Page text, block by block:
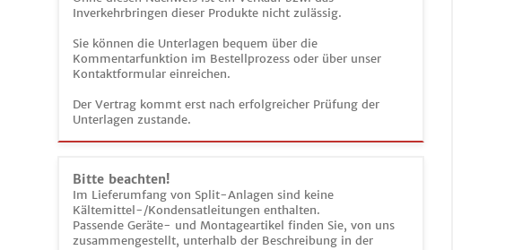
Inverkehrbringen dieser Produkte nicht zulässig.
Sie können die Unterlagen bequem über die
Kommentarfunktion im Bestellprozess oder über unser
Kontaktformular einreichen.
Der Vertrag kommt erst nach erfolgreicher Prüfung der
Unterlagen zustande.
Bitte beachten!
Im Lieferumfang von Split-Anlagen sind keine
Kältemittel-/Kondensatleitungen enthalten.
Passende Geräte- und Montageartikel finden Sie, von uns
zusammengestellt, unterhalb der Beschreibung in der